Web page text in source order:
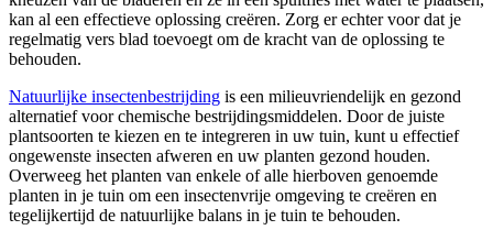
kan al een effectieve oplossing creëren. Zorg er echter voor dat je
regelmatig vers blad toevoegt om de kracht van de oplossing te
behouden.
Natuurlijke insectenbestrijding is een milieuvriendelijk en gezond
alternatief voor chemische bestrijdingsmiddelen. Door de juiste
plantsoorten te kiezen en te integreren in uw tuin, kunt u effectief
ongewenste insecten afweren en uw planten gezond houden.
Overweeg het planten van enkele of alle hierboven genoemde
planten in je tuin om een insectenvrije omgeving te creëren en
tegelijkertijd de natuurlijke balans in je tuin te behouden.